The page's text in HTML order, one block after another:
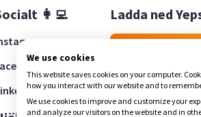
👩‍💻 Ladda ned
We use cookies
This website saves cookies on your computer.
how you interact with our website and to
We use cookies to improve and customize your
and analyze our visitors on the website and in